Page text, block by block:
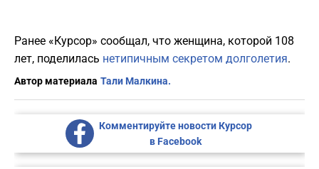
Ранее «Курсор» сообщал, что женщина, которой 108
лет, поделилась нетипичным секретом долголетия.
Автор материала Тали Малкина.
Комментируйте новости Курсор
в Facebook